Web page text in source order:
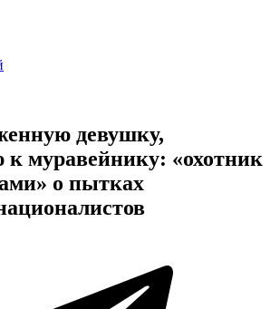
девушку,
к муравейнику: «охотник
о пытках